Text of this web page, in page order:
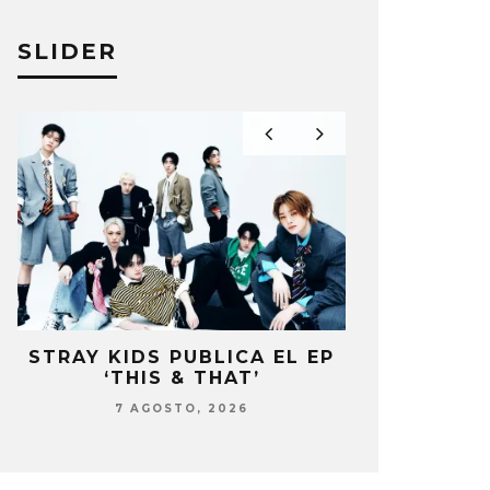
SLIDER
STRAY KIDS PUBLICA EL EP
‘THIS & THAT’
7 AGOSTO, 2026